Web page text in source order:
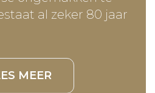
al zeker 80 jaar
MEER